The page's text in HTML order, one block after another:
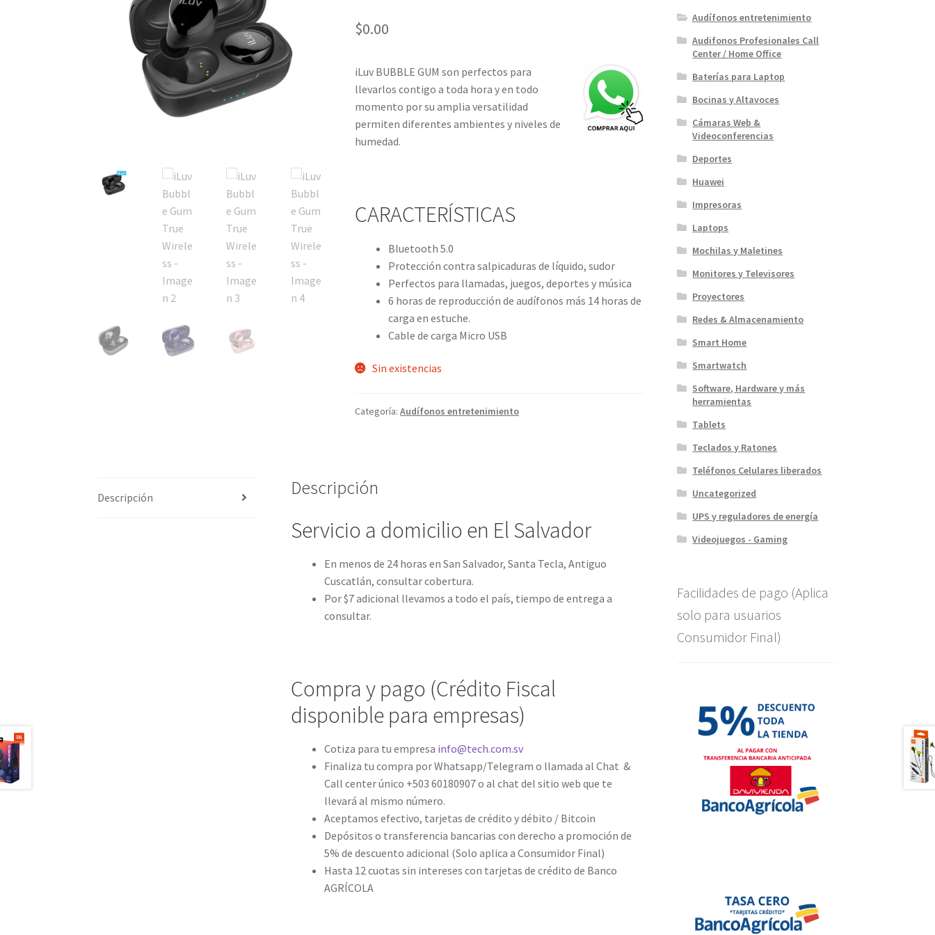
$0.00
iLuv BUBBLE GUM son perfectos para
llevarlos contigo a toda hora y en todo
momento por su amplia versatilidad
permiten diferentes ambientes y niveles de
humedad.
CARACTERÍSTICAS
Bluetooth 5.0
Protección contra salpicaduras de líquido, sudor
Perfectos para llamadas, juegos, deportes y música
6 horas de reproducción de audífonos más 14 horas de
carga en estuche.
Cable de carga Micro USB
Sin existencias
Categoría:Audífonos entretenimiento
Descripción Descripción
Servicio a domicilio en El Salvador
En menos de 24 horas en San Salvador, Santa Tecla, Antiguo
Cuscatlán, consultar cobertura.
Por $7 adicional llevamos a todo el país, tiempo de entrega a
consultar.
Compra y pago (Crédito Fiscal
disponible para empresas)
Cotiza para tu empresa info@tech.com.sv
Finaliza tu compra por Whatsapp/Telegram o llamada al Chat &
Call center único +503 60180907 o al chat del sitio web que te
llevará al mismo número.
Aceptamos efectivo, tarjetas de crédito y débito / Bitcoin
Depósitos o transferencia bancarias con derecho a promoción de
5% de descuento adicional (Solo aplica a Consumidor Final)
Hasta 12 cuotas sin intereses con tarjetas de crédito de Banco
AGRÍCOLA
Audífonos entretenimiento
Audifonos Profesionales Call
Center / Home Office
Baterías para Laptop
Bocinas y Altavoces
Cámaras Web &
Videoconferencias
Deportes
Huawei
Impresoras
Laptops
Mochilas y Maletines
Monitores y Televisores
Proyectores
Redes & Almacenamiento
Smart Home
Smartwatch
Software, Hardware y más
herramientas
Tablets
Teclados y Ratones
Teléfonos Celulares liberados
Uncategorized
UPS y reguladores de energía
Videojuegos - Gaming
Facilidades de pago (Aplica
solo para usuarios
Consumidor Final)